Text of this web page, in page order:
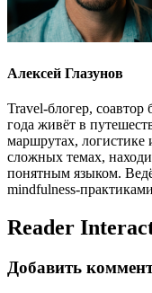
Алексей Глазунов
Travel-блогер,
года живёт в
маршрутах,
сложных темах,
понятным языком.
mindfulness-
Reader
Добавить